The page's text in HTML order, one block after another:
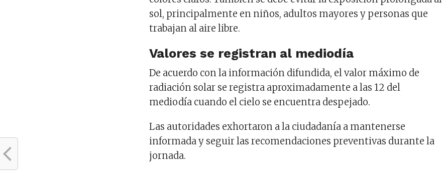
sol, principalmente en niños, adultos mayores y personas que
trabajan al aire libre.
Valores se registran al mediodía
De acuerdo con la información difundida, el valor máximo de
radiación solar se registra aproximadamente a las 12 del
mediodía cuando el cielo se encuentra despejado.
Las autoridades exhortaron a la ciudadanía a mantenerse
informada y seguir las recomendaciones preventivas durante la
jornada.